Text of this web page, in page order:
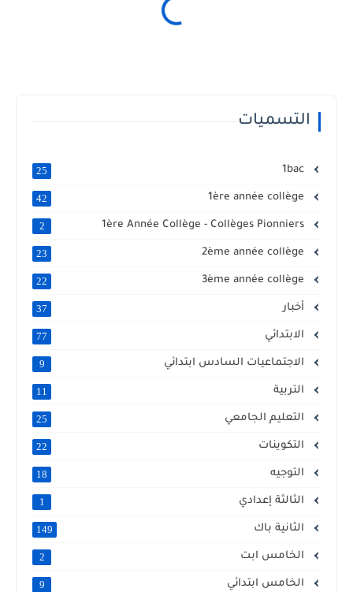
التسميات
1bac
25
42
1ère Année Collège - Collèges Pionniers
2
23
22
أخبار 37
الابتدائي 77
الاجتماعيات السادس ابتدائي 9
التربية 11
التعليم الجامعي 25
التكوينات 22
التوجيه 18
الثالثة إعدادي 1
الثانية باك 149
الخامس ابت 2
الخامس ابتدائي 9